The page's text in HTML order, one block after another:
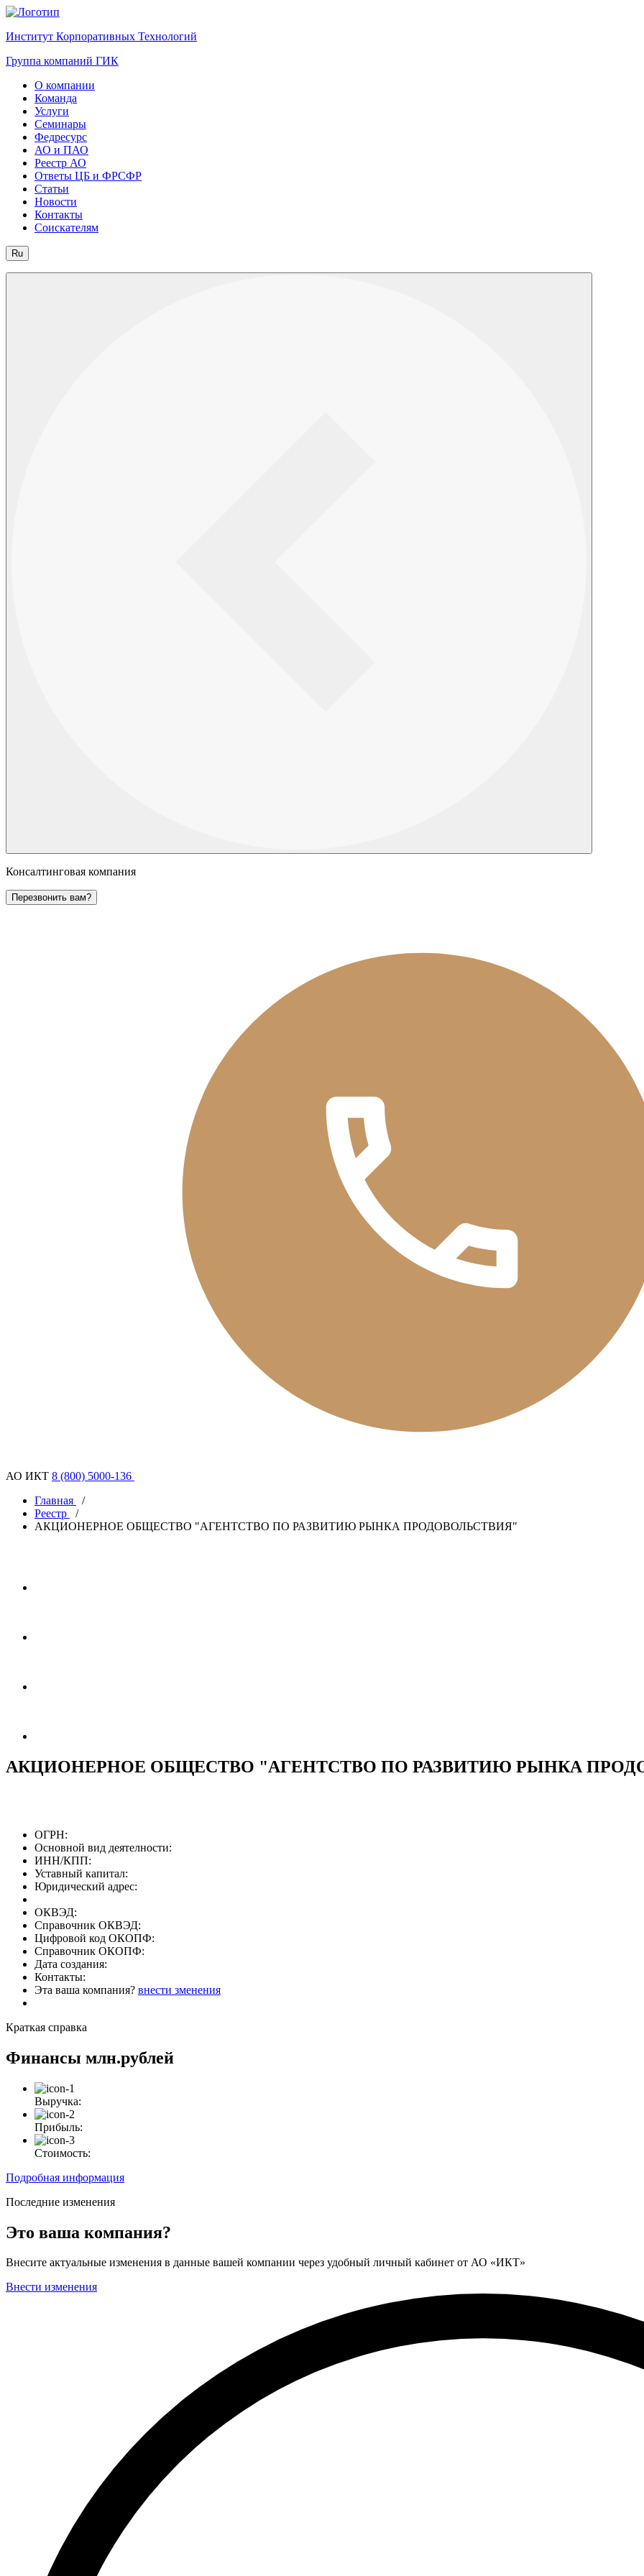
Институт Корпоративных Технологий
Группа компаний ГИК
О компании
Команда
Услуги
Семинары
Федресурс
АО и ПАО
Реестр АО
Ответы ЦБ и ФРСФР
Статьи
Новости
Контакты
Соискателям
Ru
Консалтинговая компания
Перезвонить вам?
АО ИКТ 8 (800) 5000-136
Главная
/
Реестр
/
АКЦИОНЕРНОЕ ОБЩЕСТВО "АГЕНТСТВО ПО РАЗВИТИЮ РЫНКА ПРОДОВОЛЬСТВИЯ"
АКЦИОНЕРНОЕ ОБЩЕСТВО "АГЕНТСТВО ПО РАЗВИТИЮ РЫНКА
ОГРН:
Основной вид деятелности:
ИНН/КПП:
Уставный капитал:
Юридический адрес:
ОКВЭД:
Справочник ОКВЭД:
Цифровой код ОКОПФ:
Справочник ОКОПФ:
Дата создания:
Контакты:
Эта ваша компания? внести зменения
Краткая справка
Финансы млн.рублей
Выручка:
Прибыль:
Стоимость:
Подробная информация
Последние изменения
Это ваша компания?
Внесите актуальные изменения в данные вашей компании через удобный личный кабинет от АО «ИКТ»
Внести изменения